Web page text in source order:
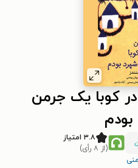
کوبا یک جرمن
۳.۸ امتیاز
(از ۸ رأی)